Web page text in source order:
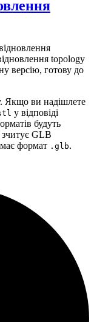
topology
версію, готову до
Якщо ви надішлете
у відповіді
будуть
GLB
формат .glb.